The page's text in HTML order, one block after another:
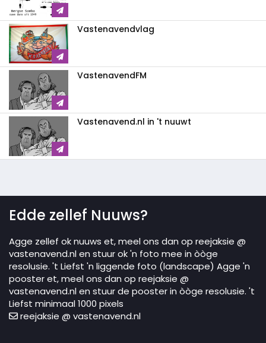
Vastenavendvlag
VastenavendFM
Vastenavend.nl in 't nuuwt
Edde zellef Nuuws?
Agge zellef ok nuuws et, meel ons dan op reejaksie @
vastenavend.nl en stuur ok 'n foto mee in òòge
resolusie. 't Liefst 'n liggende foto (landscape) Agge 'n
pooster et, meel ons dan op reejaksie @
vastenavend.nl en stuur de pooster in òòge resolusie. 't
Liefst minimaal 1000 pixels
reejaksie @ vastenavend.nl